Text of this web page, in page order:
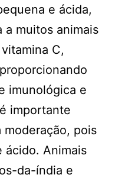
e ácida,
a muitos animais
C,
imunológica e
importante
pois
ácido. Animais
da-índia e